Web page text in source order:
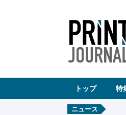
ア
ゲ
トップ 特
ニュース